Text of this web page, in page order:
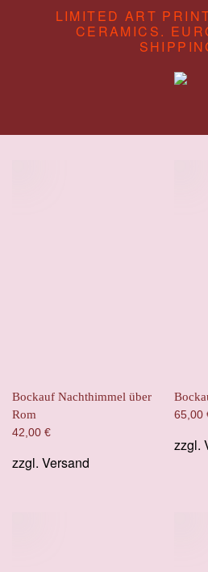
LIMITED ART
CERAMICS.
Bockauf Nachthimmel über
Rom
42,00 €
zzgl. Versand
65,00
zzgl.